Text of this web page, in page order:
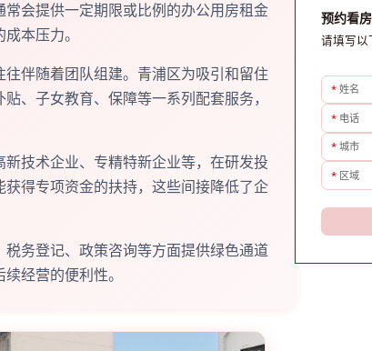
会提供一定期限或比例的办公用房租金
本压力。
往伴随着团队组建。青浦区为吸引和留住
、子女教育、保障等一系列配套服务，
新技术企业、专精特新企业等，在研发投
得专项资金的扶持，这些间接降低了企
税务登记、政策咨询等方面提供绿色通道
经营的便利性。
预约看房
请填写以
* 姓名
* 电话
* 城市
* 区域